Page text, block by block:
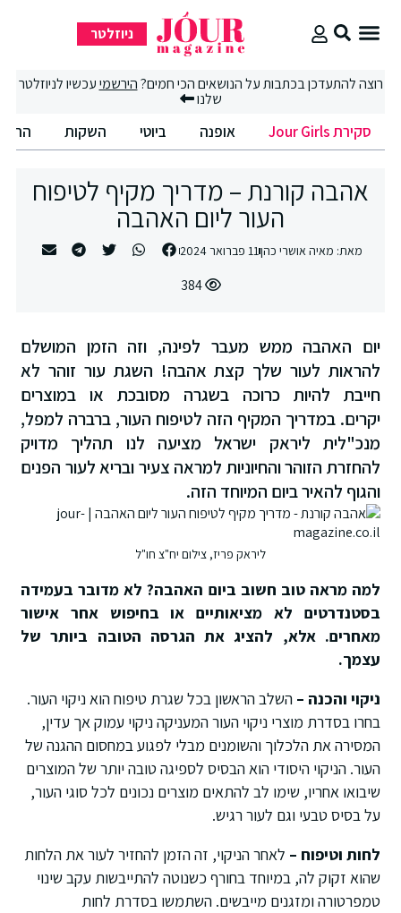
ניוזלטר
רוצה להתעדכן בכתבות על הנושאים הכי חמים?הירשמיעכשיו לניוזלטר
שלנו
סקירת Jour Girls אופנה ביוטי השקות
אהבה קורנת – מדריך מקיף לטיפוח
העור ליום האהבה
מאת: מאיה אושרי כהן11 פברואר 2024
384
יום האהבה ממש מעבר לפינה, וזה הזמן המושלם
להראות לעור שלך קצת אהבה! השגת עור זוהר לא
חייבת להיות כרוכה בשגרה מסובכת או במוצרים
יקרים. במדריך המקיף הזה לטיפוח העור, ברברה למפל,
מנכ"לית ליראק ישראל מציעה לנו תהליך מדויק
להחזרת הזוהר והחיוניות למראה צעיר ובריא לעור הפנים
והגוף להאיר ביום המיוחד הזה.
ליראק פריז, צילום יח"צ חו"ל
למה מראה טוב חשוב ביום האהבה? לא מדובר בעמידה
בסטנדרטים לא מציאותיים או בחיפוש אחר אישור
מאחרים. אלא, להציג את הגרסה הטובה ביותר של
עצמך.
ניקוי והכנה – השלב הראשון בכל שגרת טיפוח הוא ניקוי העור.
בחרו בסדרת מוצרי ניקוי העור המעניקה ניקוי עמוק אך עדין,
המסירה את הלכלוך והשומנים מבלי לפגוע במחסום ההגנה של
העור. הניקוי היסודי הוא הבסיס לספיגה טובה יותר של המוצרים
שיבואו אחריו, שימו לב להתאים מוצרים נכונים לכל סוגי העור,
על בסיס טבעי וגם לעור רגיש.
לחות וטיפוח – לאחר הניקוי, זה הזמן להחזיר לעור את הלחות
שהוא זקוק לה, במיוחד בחורף כשנוטה להתייבשות עקב שינוי
טמפרטורה ומזגנים מייבשים. השתמשו בסדרת לחות